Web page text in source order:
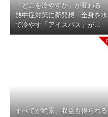
「どこを冷やすか」が変わる
熱中症対策に新発想 全身を水
で冷やす「アイスバス」が...
すべてが絶景、収益も得られる